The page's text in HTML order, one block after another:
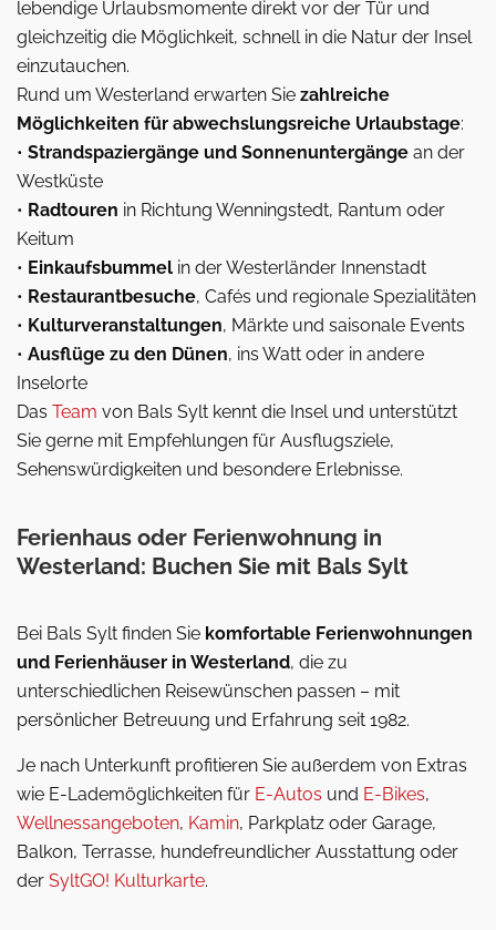
lebendige Urlaubsmomente direkt vor der Tür und
gleichzeitig die Möglichkeit, schnell in die Natur der Insel
einzutauchen.
Rund um Westerland erwarten Sie zahlreiche
Möglichkeiten für abwechslungsreiche Urlaubstage:
• Strandspaziergänge und Sonnenuntergänge an der
Westküste
• Radtouren in Richtung Wenningstedt, Rantum oder
Keitum
• Einkaufsbummel in der Westerländer Innenstadt
• Restaurantbesuche, Cafés und regionale Spezialitäten
• Kulturveranstaltungen, Märkte und saisonale Events
• Ausflüge zu den Dünen, ins Watt oder in andere
Inselorte
Das Team von Bals Sylt kennt die Insel und unterstützt
Sie gerne mit Empfehlungen für Ausflugsziele,
Sehenswürdigkeiten und besondere Erlebnisse.
Ferienhaus oder Ferienwohnung in
Westerland: Buchen Sie mit Bals Sylt
Bei Bals Sylt finden Sie komfortable Ferienwohnungen
und Ferienhäuser in Westerland, die zu
unterschiedlichen Reisewünschen passen – mit
persönlicher Betreuung und Erfahrung seit 1982.
Je nach Unterkunft profitieren Sie außerdem von Extras
wie E-Lademöglichkeiten für E-Autos und E-Bikes,
Wellnessangeboten, Kamin, Parkplatz oder Garage,
Balkon, Terrasse, hundefreundlicher Ausstattung oder
der SyltGO! Kulturkarte.